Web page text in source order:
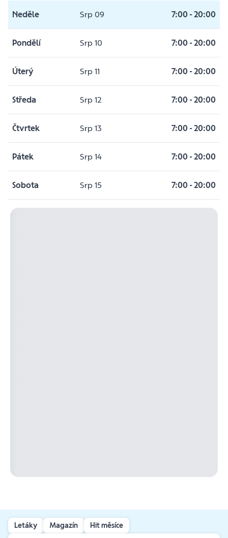
Neděle Srp 09 7:00 -20:00
Pondělí Srp 10 7:00 -20:00
Úterý Srp 11 7:00 -20:00
Středa Srp 12 7:00 -20:00
Čtvrtek Srp 13 7:00 -20:00
Pátek Srp 14 7:00 -20:00
Sobota Srp 15 7:00 -20:00
Letáky Magazín Hit měsíce